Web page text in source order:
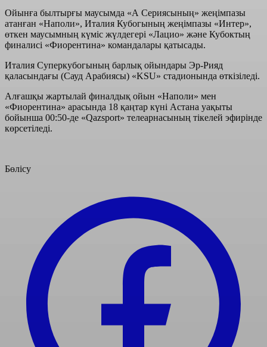
Ойынға былтырғы маусымда «А Сериясының» жеңімпазы
атанған «Наполи», Италия Кубогының жеңімпазы «Интер»,
өткен маусымның күміс жүлдегері «Лацио» және Кубоктың
финалисі «Фиорентина» командалары қатысады.
Италия Суперкубогының барлық ойындары Эр-Рияд
қаласындағы (Сауд Арабиясы) «KSU» стадионында өткізіледі.
Алғашқы жартылай финалдық ойын «Наполи» мен
«Фиорентина» арасында 18 қаңтар күні Астана уақыты
бойынша 00:50-де «Qazsport» телеарнасының тікелей эфирінде
көрсетіледі.
Бөлісу